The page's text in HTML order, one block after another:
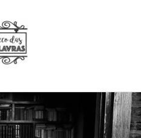
Beco das
Palavras